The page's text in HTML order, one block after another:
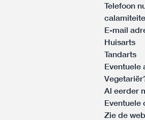
Telefoon
E-mail
Huisarts
Tandarts
Eventuele
Al eerder
Eventuele
Zie de